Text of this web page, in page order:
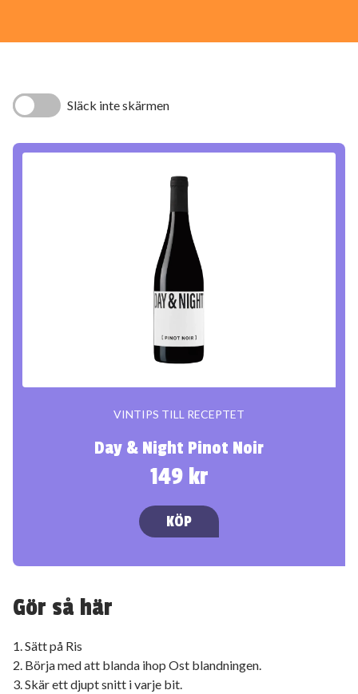
Släck inte skärmen
VINTIPS TILL RECEPTET
Day & Night Pinot Noir
149 kr
KÖP
Gör så här
1. Sätt på Ris
2. Börja med att blanda ihop Ost blandningen.
3. Skär ett djupt snitt i varje bit.